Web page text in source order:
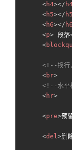
<h4></
<h5></ h5
<h6></ h6
<p> 段落
<
<!--换行
<br>
<!--水平
<hr>
<pre>预
<del>删